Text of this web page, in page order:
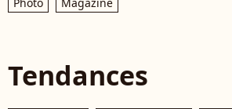
Tendances